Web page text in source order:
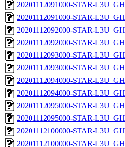
20201112091000-STAR-
20201112091000-STAR-
20201112092000-STAR-
20201112092000-STAR-
20201112093000-STAR-
20201112093000-STAR-
20201112094000-STAR-
20201112094000-STAR-
20201112095000-STAR-
20201112095000-STAR-
20201112100000-STAR-
20201112100000-STAR-